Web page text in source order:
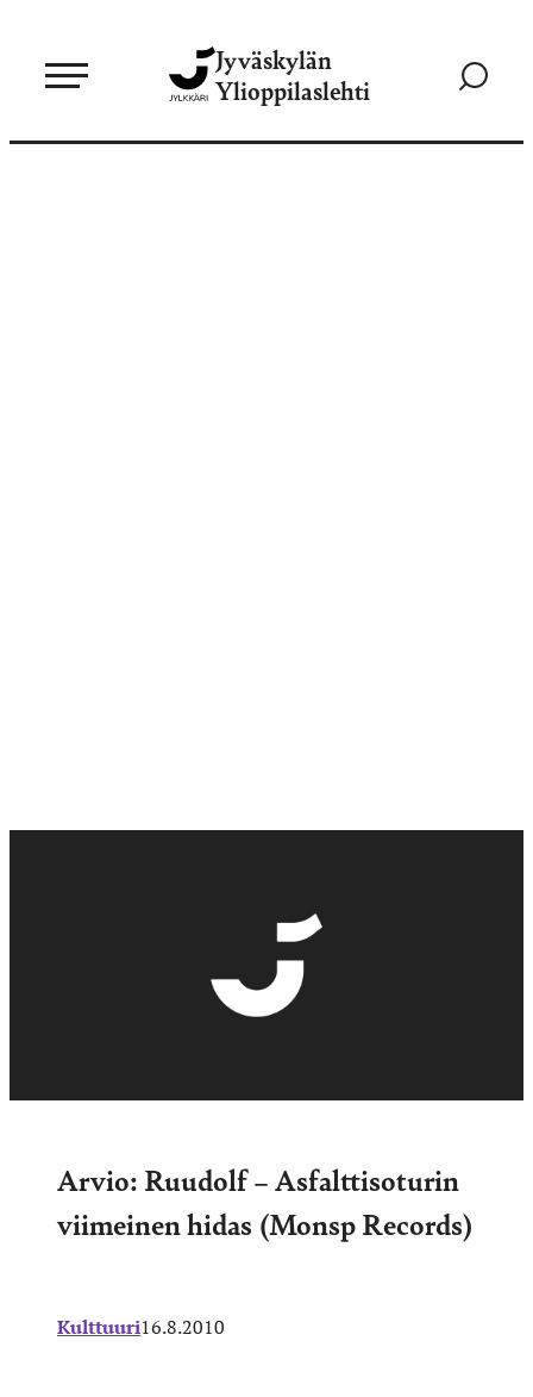
sisältöön
Jyväskylän
Ylioppilaslehti
Siirry
Arvio: Ruudolf – Asfalttisoturin
viimeinen hidas (Monsp Records)
Kulttuuri16.8.2010